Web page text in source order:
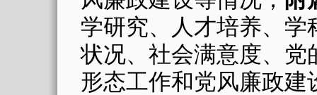
学研究、人才培养、
状况、社会满意度、党
形态工作和党风廉政建